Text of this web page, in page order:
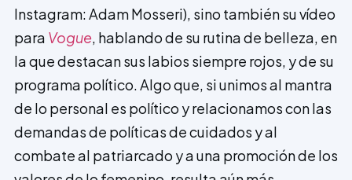
Instagram: Adam Mosseri), sino también su vídeo
para Vogue, hablando de su rutina de belleza, en
la que destacan sus labios siempre rojos, y de su
programa político. Algo que, si unimos al mantra
de lo personal es político y relacionamos con las
demandas de políticas de cuidados y al
combate al patriarcado y a una promoción de los